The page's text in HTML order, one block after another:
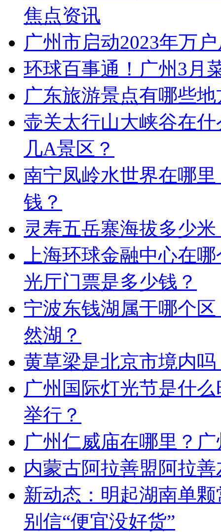
焦点资讯
广州市启动2023年万
环球百事通！广州3月
广东旅游景点有哪些
壶关太行山大峡谷在
几A景区？
南宁凤岭水世界在哪
钱？
灵寿五岳寨海拔多少
上海环球金融中心在
光厅门票是多少钱？
宁波东钱湖属于哪个
然湖？
黄草梁是北京市境内
广州国际灯光节是什
举行？
广州仁威庙在哪里？
内蒙古阿拉善盟阿拉
新动态：明起湖南单
别信“便宜没好货”